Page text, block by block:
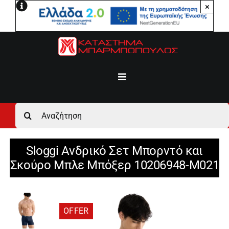
Μετάβαση
×
Toggle
Αρχική
Ανδρικά
Γυναικεία
Αγόρι
Αναζήτηση
για:
Sloggi Ανδρικό Σετ Μπορντό και
Σκούρο Μπλε Μπόξερ 10206948-M021
OFFER